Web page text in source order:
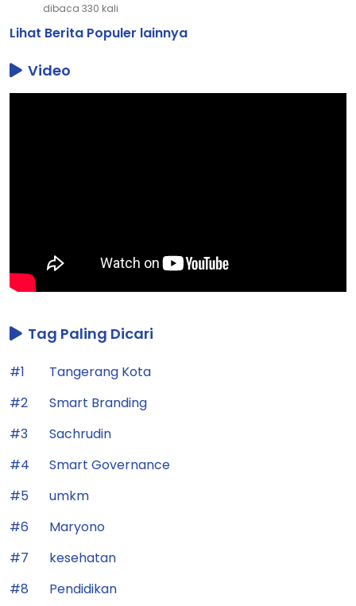
dibaca 330 kali
Lihat Berita Populer lainnya
Video
Tag Paling Dicari
#1
Tangerang Kota
#2
Smart Branding
#3
Sachrudin
#4
Smart Governance
#5
umkm
#6
Maryono
#7
kesehatan
#8
Pendidikan